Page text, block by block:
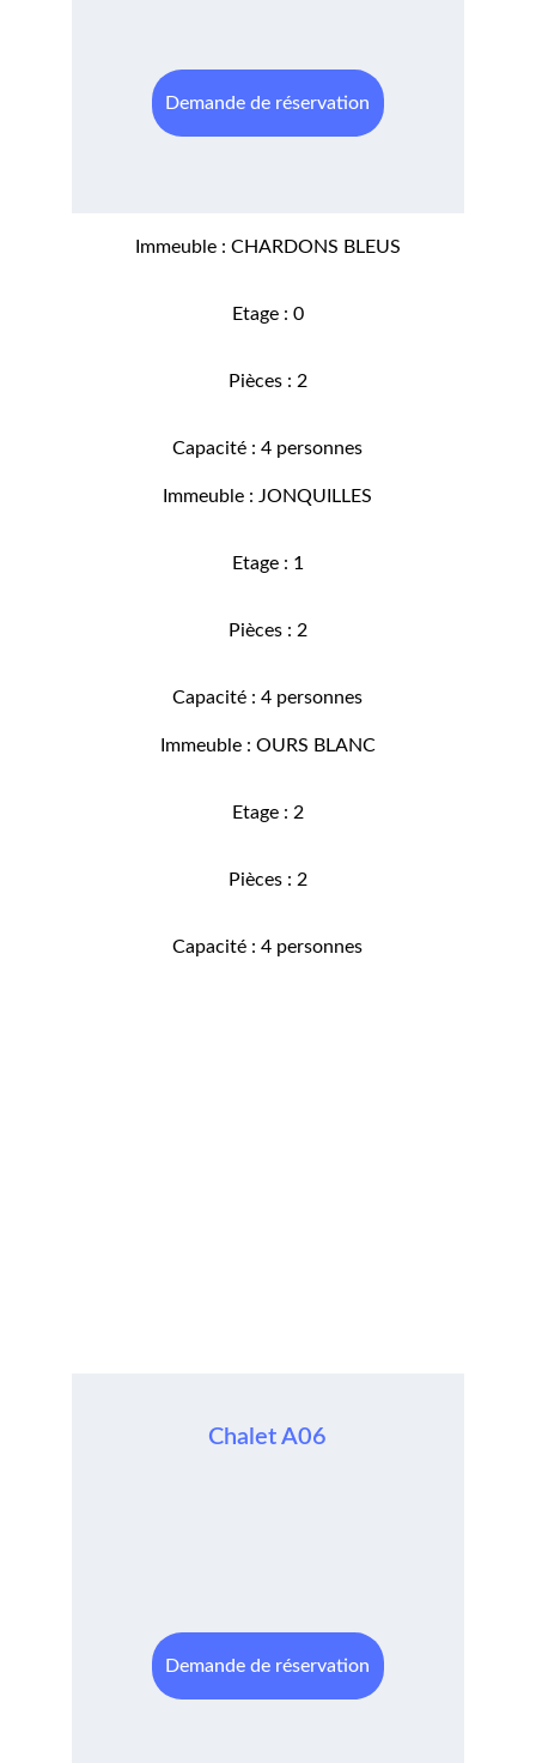
Demande de réservation
Immeuble : CHARDONS BLEUS
Etage : 0
Pièces : 2
Capacité : 4 personnes
Immeuble : JONQUILLES
Etage : 1
Pièces : 2
Capacité : 4 personnes
Immeuble : OURS BLANC
Etage : 2
Pièces : 2
Capacité : 4 personnes
Chalet A06
Demande de réservation